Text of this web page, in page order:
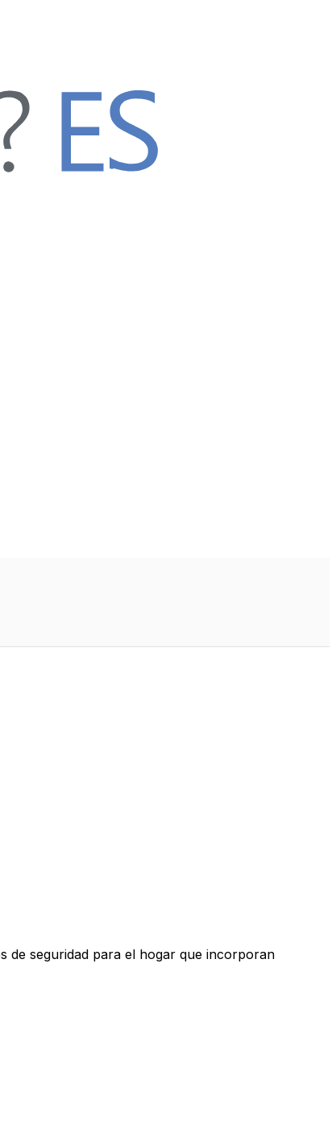
de seguridad para el hogar que incorporan